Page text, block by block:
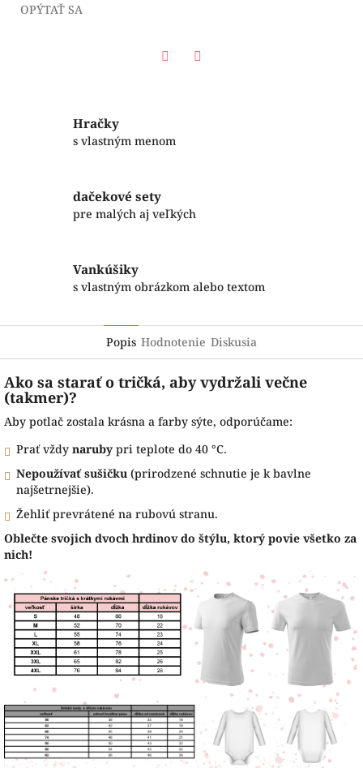
OPÝTAŤ SA
Hračky
s vlastným menom
dačekové sety
pre malých aj veľkých
Vankúšiky
s vlastným obrázkom alebo textom
Popis Hodnotenie Diskusia
Ako sa starať o tričká, aby vydržali večne
(takmer)?
Aby potlač zostala krásna a farby sýte, odporúčame:
Prať vždy naruby pri teplote do 40 °C.
Nepoužívať sušičku (prirodzené schnutie je k bavlne
najšetrnejšie).
Žehliť prevrátené na rubovú stranu.
Oblečte svojich dvoch hrdinov do štýlu, ktorý povie všetko za
nich!